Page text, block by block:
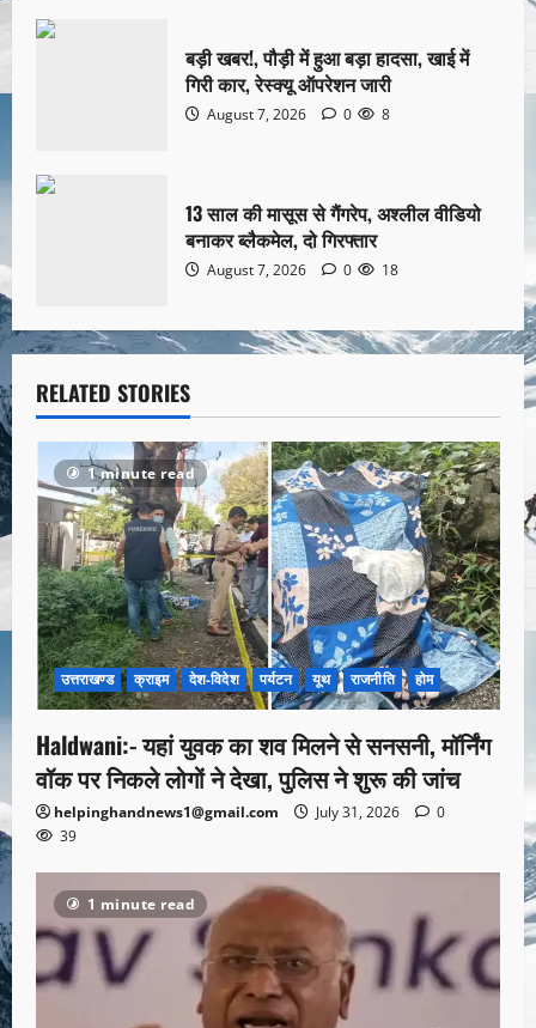
बड़ी खबर!, पौड़ी में हुआ बड़ा हादसा, खाई में
गिरी कार, रेस्क्यू ऑपरेशन जारी
August 7, 2026 0 8
13 साल की मासूस से गैंगरेप, अश्लील वीडियो
बनाकर ब्लैकमेल, दो गिरफ्तार
August 7, 2026 0 18
RELATED STORIES
1 minute read
उत्तराखण्ड क्राइम देश-विदेश पर्यटन यूथ राजनीति होम
Haldwani:- यहां युवक का शव मिलने से सनसनी, मॉर्निंग
वॉक पर निकले लोगों ने देखा, पुलिस ने शुरू की जांच
helpinghandnews1@gmail.com July 31, 2026
0
39
1 minute read